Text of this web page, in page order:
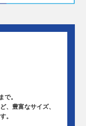
で。
、豊富なサイズ、
。